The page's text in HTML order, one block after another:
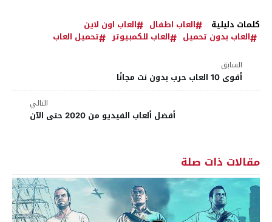
كلمات دليلية العاب اطفال
العاب اون لاين
العاب بدون تحميل
العاب للكمبيوتر تحميل العاب
السابق
أقوى 10 العاب حرب بدون نت مجانًا
التالي
أفضل ألعاب الفيديو من 2020 حتى الآن
مقالات ذات صلة